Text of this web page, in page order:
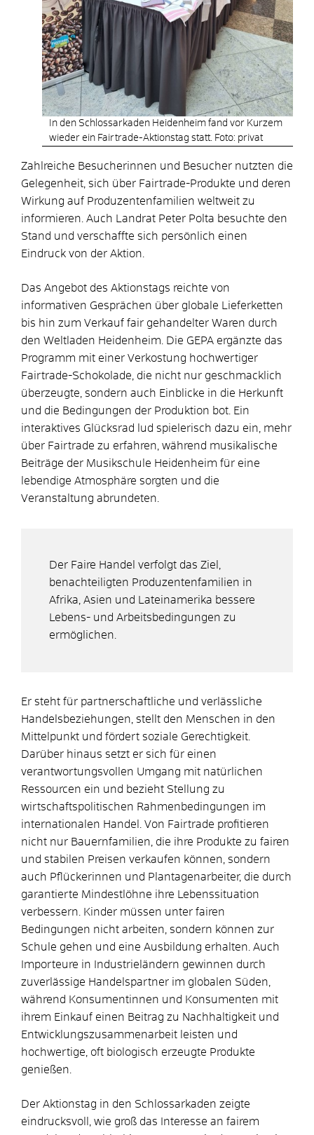
In den Schlossarkaden Heidenheim fand vor Kurzem
wieder ein Fairtrade-Aktionstag statt. Foto: privat
Zahlreiche Besucherinnen und Besucher nutzten die
Gelegenheit, sich über Fairtrade-Produkte und deren
Wirkung auf Produzentenfamilien weltweit zu
informieren. Auch Landrat Peter Polta besuchte den
Stand und verschaffte sich persönlich einen
Eindruck von der Aktion.
Das Angebot des Aktionstags reichte von
informativen Gesprächen über globale Lieferketten
bis hin zum Verkauf fair gehandelter Waren durch
den Weltladen Heidenheim. Die GEPA ergänzte das
Programm mit einer Verkostung hochwertiger
Fairtrade-Schokolade, die nicht nur geschmacklich
überzeugte, sondern auch Einblicke in die Herkunft
und die Bedingungen der Produktion bot. Ein
interaktives Glücksrad lud spielerisch dazu ein, mehr
über Fairtrade zu erfahren, während musikalische
Beiträge der Musikschule Heidenheim für eine
lebendige Atmosphäre sorgten und die
Veranstaltung abrundeten.
Der Faire Handel verfolgt das Ziel,
benachteiligten Produzentenfamilien in
Afrika, Asien und Lateinamerika bessere
Lebens- und Arbeitsbedingungen zu
ermöglichen.
Er steht für partnerschaftliche und verlässliche
Handelsbeziehungen, stellt den Menschen in den
Mittelpunkt und fördert soziale Gerechtigkeit.
Darüber hinaus setzt er sich für einen
verantwortungsvollen Umgang mit natürlichen
Ressourcen ein und bezieht Stellung zu
wirtschaftspolitischen Rahmenbedingungen im
internationalen Handel. Von Fairtrade profitieren
nicht nur Bauernfamilien, die ihre Produkte zu fairen
und stabilen Preisen verkaufen können, sondern
auch Pflückerinnen und Plantagenarbeiter, die durch
garantierte Mindestlöhne ihre Lebenssituation
verbessern. Kinder müssen unter fairen
Bedingungen nicht arbeiten, sondern können zur
Schule gehen und eine Ausbildung erhalten. Auch
Importeure in Industrieländern gewinnen durch
zuverlässige Handelspartner im globalen Süden,
während Konsumentinnen und Konsumenten mit
ihrem Einkauf einen Beitrag zu Nachhaltigkeit und
Entwicklungszusammenarbeit leisten und
hochwertige, oft biologisch erzeugte Produkte
genießen.
Der Aktionstag in den Schlossarkaden zeigte
eindrucksvoll, wie groß das Interesse an fairem